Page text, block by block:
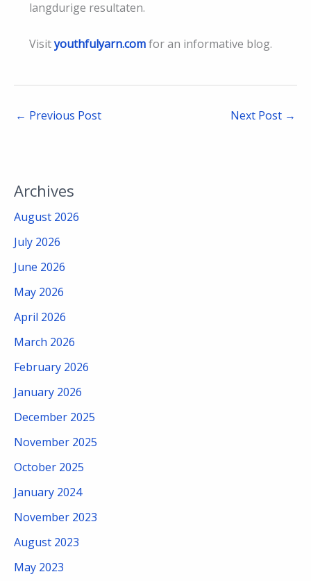
langdurige resultaten.
Visityouthfulyarn.comfor an informative blog.
← Previous Post Next Post →
Archives
August 2026
July 2026
June 2026
May 2026
April 2026
March 2026
February 2026
January 2026
December 2025
November 2025
October 2025
January 2024
November 2023
August 2023
May 2023